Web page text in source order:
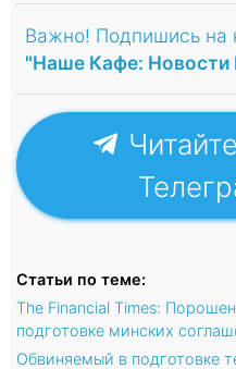
Важно! Подпишись на
"Наше Кафе: Новости
Статьи по теме:
The Financial Times:
подготовке минских
Обвиняемый в подготовке